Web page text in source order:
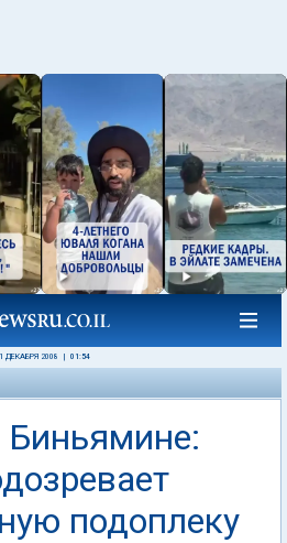
ДЕКАБРЯ 2008 01:54
Биньямине:
подоплеку